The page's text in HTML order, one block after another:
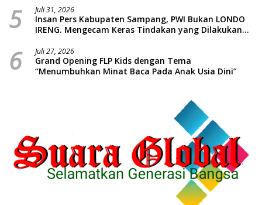
Piatu
5 Juli 31, 2026
Insan Pers Kabupaten Sampang, PWI Bukan LONDO
IRENG. Mengecam Keras Tindakan yang Dilakukan
6 Juli 27, 2026
Grand Opening FLP Kids dengan Tema
“Menumbuhkan Minat Baca Pada Anak Usia Dini”